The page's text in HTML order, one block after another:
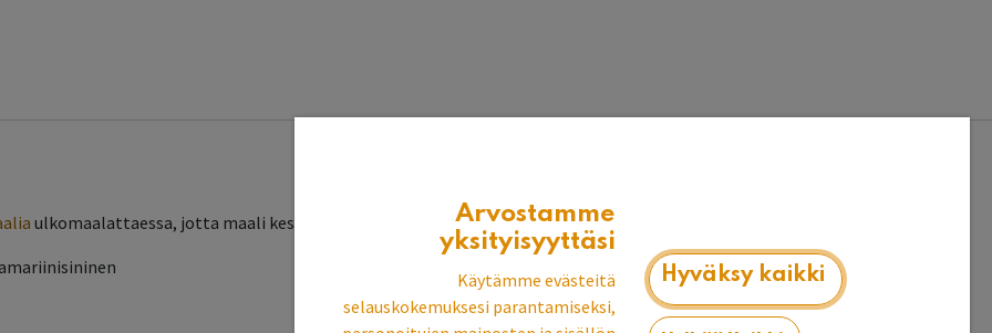
ulkomaalattaessa, jotta maali kestää paremmin likaa, siitepölyä ja leviä.
Arvostamme
yksityisyyttäsi
Käytämme evästeitä
selauskokemuksesi parantamiseksi,
Hyväksy kaikki